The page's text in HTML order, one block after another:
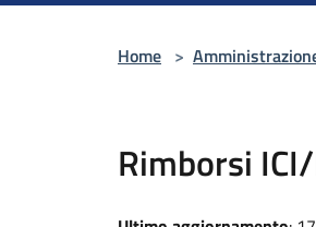
Home >
Rimborsi